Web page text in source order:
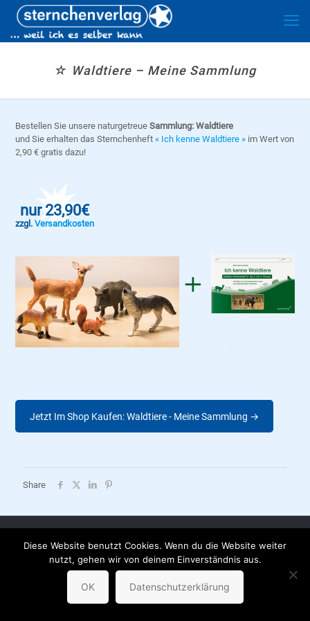
☆ Waldtiere – Meine Sammlung
Bestellen Sie unsere naturgetreue Sammlung: Waldtiere
und Sie erhalten das Sternchenheft « Ich kenne Waldtiere »im Wert von
2,90 € gratis dazu!
nur 23,90€
zzgl. Versandkosten
Jetzt Im Shop Kaufen: Waldtiere - Meine Sammlung →
Share
AGB | Datenschutzerklärung | Impressum | Versandkosten |
Partnerbuchhandlungen
© sternchenverlag
Diese Website benutzt Cookies. Wenn du die Website weiter
nutzt, gehen wir von deinem Einverständnis aus.
OK Datenschutzerklärung